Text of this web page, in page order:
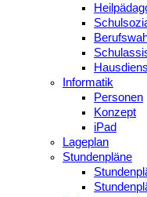
Informatik
Personen
Konzept
iPad
Lageplan
Stundenpläne